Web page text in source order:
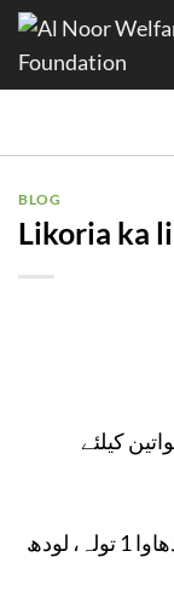
Skip
BLOG
Likoria ka
کیلئے
سپاری تیلیا1 تولہ، گل سپاری 1 تولہ، گل دھاوا 1 تولہ، لودھ